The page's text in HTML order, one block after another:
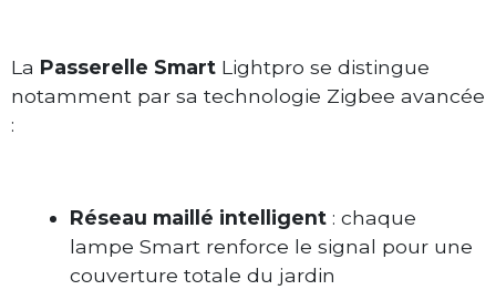
La Passerelle Smart Lightpro se distingue
notamment par sa technologie Zigbee avancée
:
Réseau maillé intelligent: chaque
lampe Smart renforce le signal pour une
couverture totale du jardin